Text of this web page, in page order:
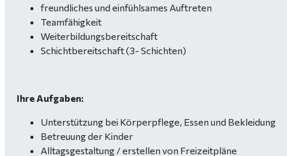
freundliches und einfühlsames Auftreten
Teamfähigkeit
Weiterbildungsbereitschaft
Schichtbereitschaft (3- Schichten)
Ihre Aufgaben:
Unterstützung bei Körperpflege, Essen und Bekleidung
Betreuung der Kinder
Alltagsgestaltung / erstellen von Freizeitpläne